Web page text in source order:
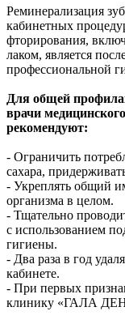
Реминерализация
кабинетных
фторирования,
лаком, является
профессиональной
Для общей
врачи
рекомендуют:
- Ограничить
сахара,
- Укреплять общий
организма в целом.
- Тщательно
с использованием
гигиены.
- Два раза в год
кабинете.
- При первых
клинику «ГАЛА